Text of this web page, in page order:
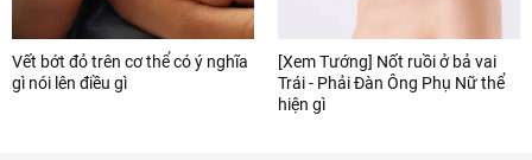
Vết bớt đỏ trên cơ thể có ý nghĩa
gì nói lên điều gì
[Xem Tướng] Nốt ruồi ở bả vai
Trái - Phải Đàn Ông Phụ Nữ thể
hiện gì